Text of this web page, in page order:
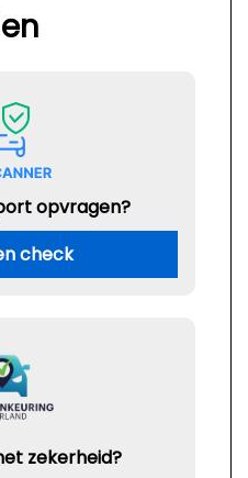
opvragen?
check
zekerheid?